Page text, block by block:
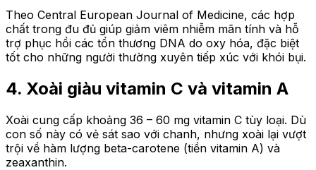
Theo Central European Journal of Medicine, các hợp
chất trong đu đủ giúp giảm viêm nhiễm mãn tính và hỗ
trợ phục hồi các tổn thương DNA do oxy hóa, đặc biệt
tốt cho những người thường xuyên tiếp xúc với khói bụi.
4. Xoài giàu vitamin C và vitamin A
Xoài cung cấp khoảng 36 – 60 mg vitamin C tùy loại. Dù
con số này có vẻ sát sao với chanh, nhưng xoài lại vượt
trội về hàm lượng beta-carotene (tiền vitamin A) và
zeaxanthin.